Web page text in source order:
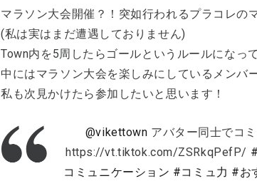
マラソン大会開催？！突如行われるプラコレの
(私は実はまだ遭遇しておりません)
Town内を5周したらゴールというルールになっ
中にはマラソン大会を楽しみにしているメンバ
私も次見かけたら参加したいと思います！
@vikettown アバター同士でコ
https://vt.tiktok.com/ZSRkqPefP/
コミュニケーション #コミュ力 #お